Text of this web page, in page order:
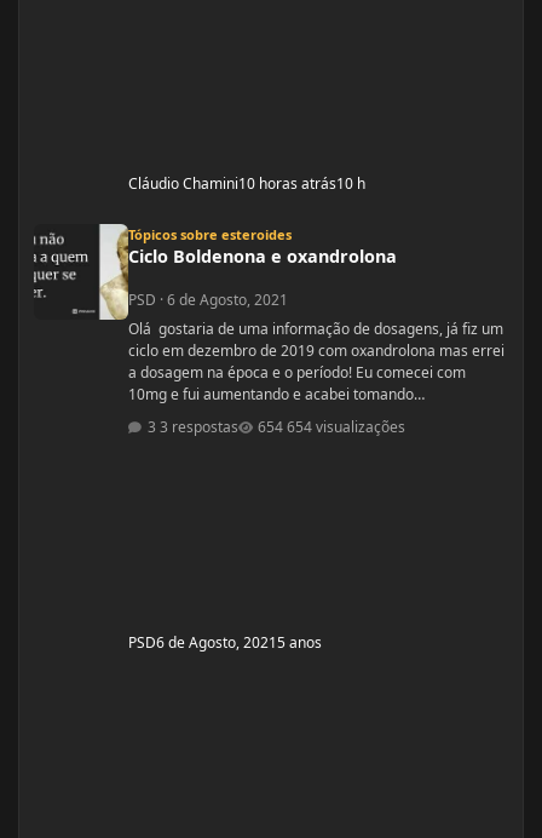
Cláudio Chamini10 horas atrás10 h
Tópicos sobre esteroides
Ciclo Boldenona e oxandrolona
PSD ·6 de Agosto, 2021
Olá gostaria de uma informação de dosagens, já fiz um
ciclo em dezembro de 2019 com oxandrolona mas errei
a dosagem na época e o período! Eu comecei com
10mg e fui aumentando e acabei tomando
60mg porque entendi errado foram 4 semanas tive
ganhos de 5 quilos. Eu já treinava na época a 4 anos já
3 respostas 654 visualizações
PSD6 de Agosto, 20215 anos